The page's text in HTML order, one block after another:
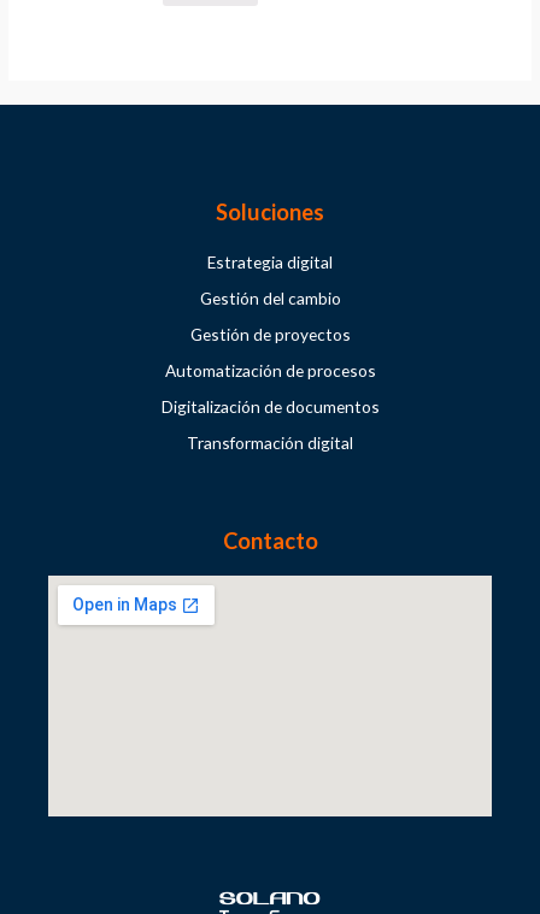
Soluciones
Estrategia digital
Gestión del cambio
Gestión de proyectos
Automatización de procesos
Digitalización de documentos
Transformación digital
Contacto